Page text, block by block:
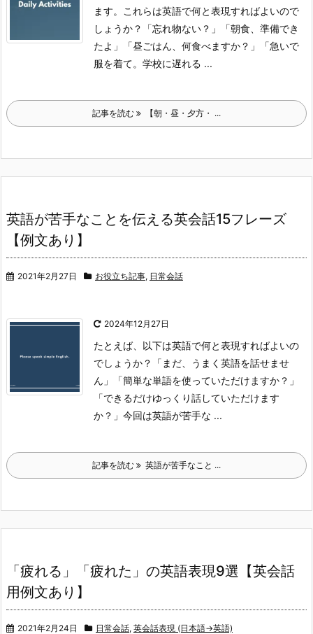
ます。これらは英語で何と表現すればよいので
しょうか？
「忘れ物ない？」
「朝食、準備でき
たよ」
「昼ごはん、何食べますか？」
「急いで
服を着て。学校に遅れる ...
記事を読む 【朝・昼・夕方・ ...
英語が苦手なことを伝える英会話15フレーズ
【例文あり】
2021年2月27日 お役立ち記事, 日常会話
2024年12月27日
たとえば、以下は英語で何と表現すればよいの
でしょうか？
「まだ、うまく英語を話せませ
ん」
「簡単な単語を使っていただけますか？」
「できるだけゆっくり話していただけます
か？」 今回は英語が苦手な ...
記事を読む 英語が苦手なこと ...
「疲れる」「疲れた」の英語表現9選【英会話
用例文あり】
2021年2月24日 日常会話, 英会話表現 (日本語→英語)